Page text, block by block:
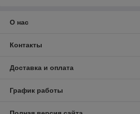
О нас
Контакты
Доставка и оплата
График работы